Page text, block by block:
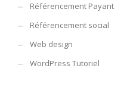
Référencement Payant
Référencement social
Web design
WordPress Tutoriel